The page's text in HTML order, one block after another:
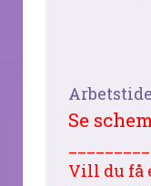
Se
Vill du få